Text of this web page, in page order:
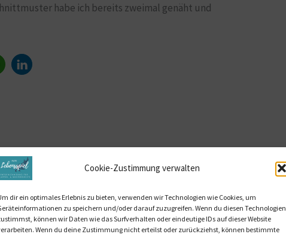
Cookie-Zustimmung verwalten
dir ein optimales Erlebnis zu bieten, verwenden wir Technologien wie Cookies, um
zu speichern und/oder darauf zuzugreifen. Wenn du diesen Technologien
können wir Daten wie das Surfverhalten oder eindeutige IDs auf dieser Website
Wenn du deine Zustimmung nicht erteilst oder zurückziehst, können bestimmte
habe ich bereits zweimal genäht und